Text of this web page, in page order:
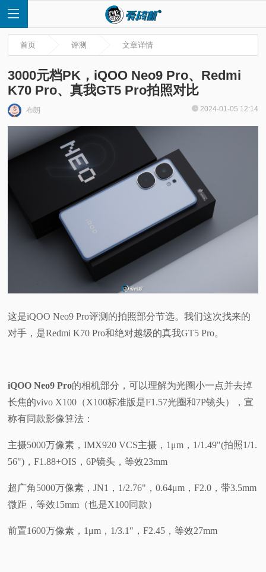
首
频
体
专
题
首页 评测 文章详情
3000元档PK，iQOO Neo9 Pro、Redmi
K70 Pro、真我GT5 Pro拍照对比
布朗 2024-01-05 12:14
这是iQOO Neo9 Pro评测的拍照部分节选。我们这次找来的
对手，是Redmi K70 Pro和绝对越级的真我GT5 Pro。
iQOO Neo9 Pro的相机部分，可以理解为光圈小一点并去掉
长焦的vivo X100（X100标准版是F1.57光圈和7P镜头），宣
称有同款影像算法：
主摄5000万像素，IMX920 VCS主摄，1μm，1/1.49"(拍照1/1.
56")，F1.88+OIS，6P镜头，等效23mm
超广角5000万像素，JN1，1/2.76"，0.64μm，F2.0，带3.5mm
微距，等效15mm（也是X100同款）
前置1600万像素，1μm，1/3.1"，F2.45，等效27mm